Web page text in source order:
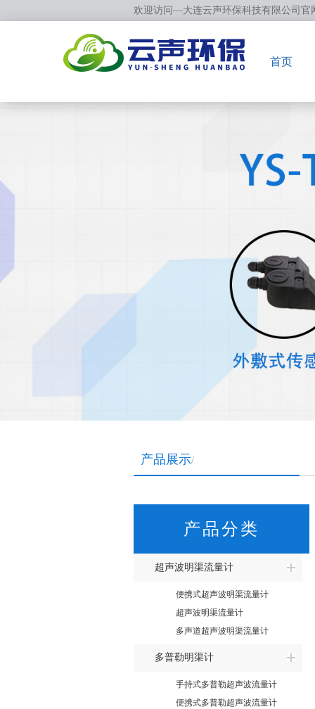
欢迎访问—大连云声环保科技有限公司官
首页
产品展示/
产品分类
超声波明渠流量计
便携式超声波明渠流量计
超声波明渠流量计
多声道超声波明渠流量计
多普勒明渠计
手持式多普勒超声波流量计
便携式多普勒超声波流量计